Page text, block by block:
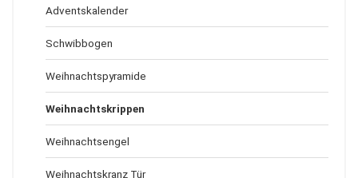
Adventskalender
Schwibbogen
Weihnachtspyramide
Weihnachtskrippen
Weihnachtsengel
Weihnachtskranz Tür